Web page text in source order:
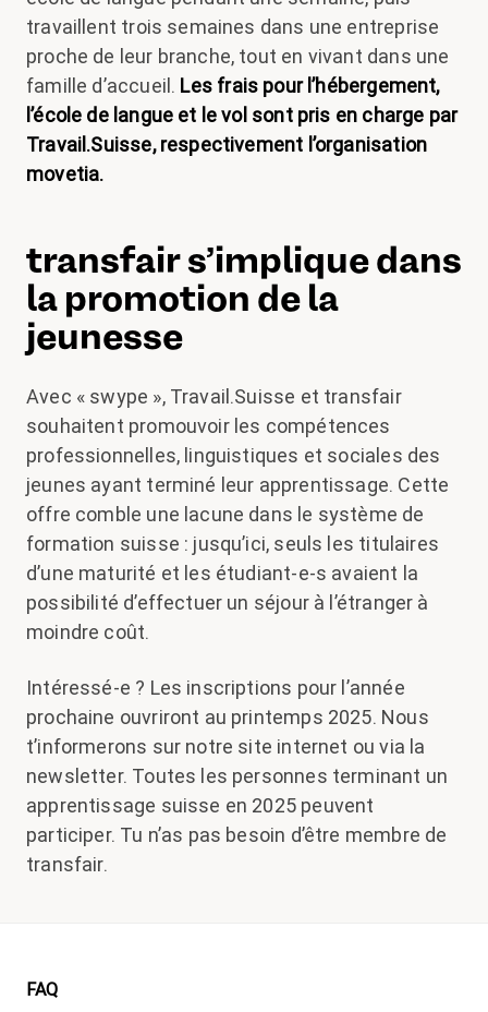
travaillent trois semaines dans une entreprise
proche de leur branche, tout en vivant dans une
famille d’accueil. Les frais pour l’hébergement,
l’école de langue et le vol sont pris en charge par
Travail.Suisse, respectivement l’organisation
movetia.
transfair s’implique dans
la promotion de la
jeunesse
Avec « swype », Travail.Suisse et transfair
souhaitent promouvoir les compétences
professionnelles, linguistiques et sociales des
jeunes ayant terminé leur apprentissage. Cette
offre comble une lacune dans le système de
formation suisse : jusqu’ici, seuls les titulaires
d’une maturité et les étudiant-e-s avaient la
possibilité d’effectuer un séjour à l’étranger à
moindre coût.
Intéressé-e ? Les inscriptions pour l’année
prochaine ouvriront au printemps 2025. Nous
t’informerons sur notre site internet ou via la
newsletter. Toutes les personnes terminant un
apprentissage suisse en 2025 peuvent
participer. Tu n’as pas besoin d’être membre de
transfair.
Footer
FAQ